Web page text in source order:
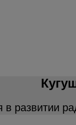
развитии